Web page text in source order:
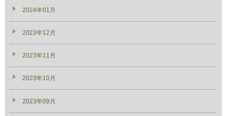
2024年01月
2023年12月
2023年11月
2023年10月
2023年09月